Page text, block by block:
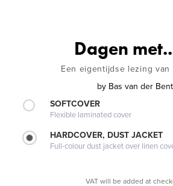
Dagen
Een eigentijdse lezing van
by Bas van der Bent
SOFTCOVER
Flexible laminated cover
HARDCOVER, DUST JACKET
Full-colour dust jacket over linen
VAT will be added at